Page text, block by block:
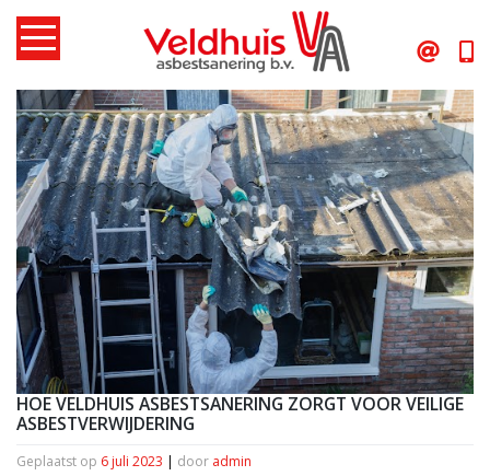
content
HOE VELDHUIS ASBESTSANERING ZORGT VOOR VEILIGE
ASBESTVERWIJDERING
Geplaatst op 6 juli 2023 | door admin